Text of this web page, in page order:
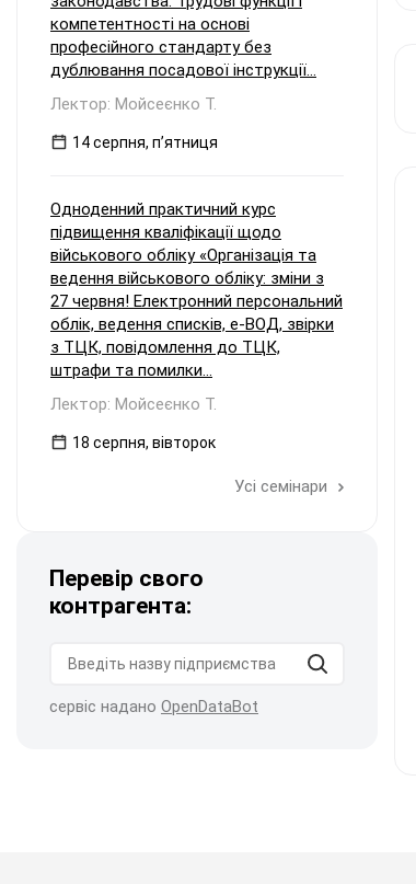
компетентності на основі
професійного стандарту без
дублювання посадової інструкції...
Лектор: Мойсеєнко Т.
14 серпня, пʼятниця
Одноденний практичний курс
підвищення кваліфікації щодо
військового обліку «Організація та
ведення військового обліку: зміни з
27 червня! Електронний персональний
облік, ведення списків, е-ВОД, звірки
з ТЦК, повідомлення до ТЦК,
штрафи та помилки...
Лектор: Мойсеєнко Т.
18 серпня, вівторок
Усі семінари
Перевір свого
контрагента:
сервіс надано OpenDataBot